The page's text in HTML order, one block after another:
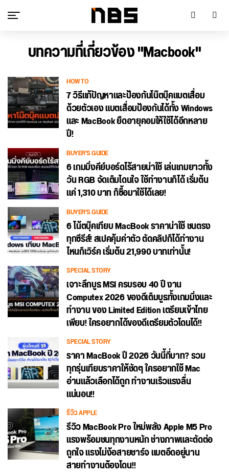
บทความที่เกี่ยวข้อง "Macbook"
HOW TO
7 วิธีแก้ปัญหาและป้องกันโน๊ตบุ๊คแบตเสื่อม
ด้วยตัวเอง แบตเสื่อมป้องกันได้ทั้ง Windows
และ MacBook ยืดอายุคอมให้ใช้ได้อีกหลาย
ปี!
BUYER'S GUIDE
6 เกมมิ่งคีย์บอร์ดไร้สายน่าใช้ เล่นเกมยาวทั้ง
วัน RGB จัดเต็มโดนใจ ใช้ทำงานก็ได้ เริ่มต้น
แค่ 1,310 บาท ก็ซื้อมาใช้ได้เลย!
BUYER'S GUIDE
6 โน้ตบุ๊คเทียบ MacBook ราคาน่าใช้ ชนตรง
ทุกซีรีส์! สเปคคุ้มค่าตัว ตัดคลิปก็ได้ทำงาน
ไหนก็เวิร์ค เริ่มต้น 21,990 บาทเท่านั้น!
SPECIAL STORY
เจาะลึกบูธ MSI ครบรอบ 40 ปี งาน
Computex 2026 ของดีเต็มบูธทั้งเกมมิ่งและ
ทำงาน ของ Limited Edition เตรียมเข้าไทย
เพียบ! ใครอยากได้ของดีเตรียมตัวโดนได้!!
SPECIAL STORY
ราคา MacBook ปี 2026 วันนี้กี่บาท? รวม
ทุกรุ่นเทียบราคาให้ชัดๆ ใครอยากใช้ Mac
อ่านแล้วเลือกได้ถูก ทำงานเร็วแรงลื่น
แน่นอน!!
รีวิว APPLE
รีวิว MacBook Pro ใหม่พลัง Apple M5 Pro
แรงพร้อมชนทุกงานหนัก ช่างภาพและตัดต่อ
ถูกใจ แรงไม่ง้อสายชาร์จ แบตอึดอยู่นาน
สายทำงานต้องโดน!!